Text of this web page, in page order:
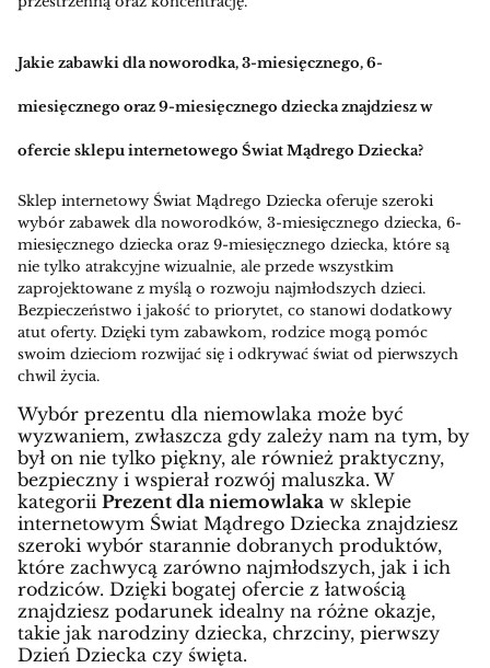
Jakie zabawki dla noworodka, 3-miesięcznego, 6-
miesięcznego oraz 9-miesięcznego dziecka znajdziesz w
ofercie sklepu internetowego Świat Mądrego Dziecka?
Sklep internetowy Świat Mądrego Dziecka oferuje szeroki
wybór zabawek dla noworodków, 3-miesięcznego dziecka, 6-
miesięcznego dziecka oraz 9-miesięcznego dziecka, które są
nie tylko atrakcyjne wizualnie, ale przede wszystkim
zaprojektowane z myślą o rozwoju najmłodszych dzieci.
Bezpieczeństwo i jakość to priorytet, co stanowi dodatkowy
atut oferty. Dzięki tym zabawkom, rodzice mogą pomóc
swoim dzieciom rozwijać się i odkrywać świat od pierwszych
chwil życia.
Wybór prezentu dla niemowlaka może być
wyzwaniem, zwłaszcza gdy zależy nam na tym, by
był on nie tylko piękny, ale również praktyczny,
bezpieczny i wspierał rozwój maluszka. W
kategorii Prezent dla niemowlaka w sklepie
internetowym Świat Mądrego Dziecka znajdziesz
szeroki wybór starannie dobranych produktów,
które zachwycą zarówno najmłodszych, jak i ich
rodziców. Dzięki bogatej ofercie z łatwością
znajdziesz podarunek idealny na różne okazje,
takie jak narodziny dziecka, chrzciny, pierwszy
Dzień Dziecka czy święta.